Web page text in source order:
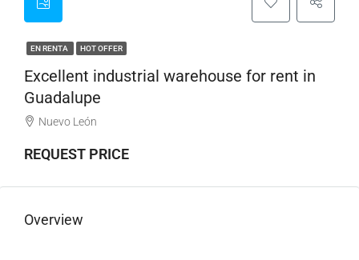
EN RENTA HOT OFFER
Excellent industrial warehouse for rent in
Guadalupe
Nuevo León
REQUEST PRICE
Overview